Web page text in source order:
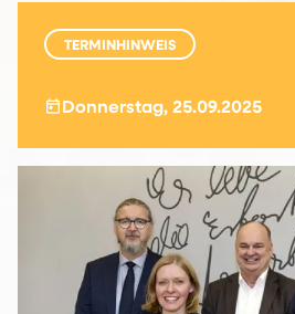
TERMINHINWEIS
today Donnerstag, 25.09.2025